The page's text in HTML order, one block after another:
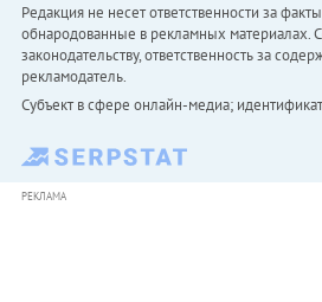
Редакция не несет ответственности за
обнародованные в рекламных материалах.
законодательству, ответственность за
рекламодатель.
Субъект в сфере онлайн-медиа;
РЕКЛАМА